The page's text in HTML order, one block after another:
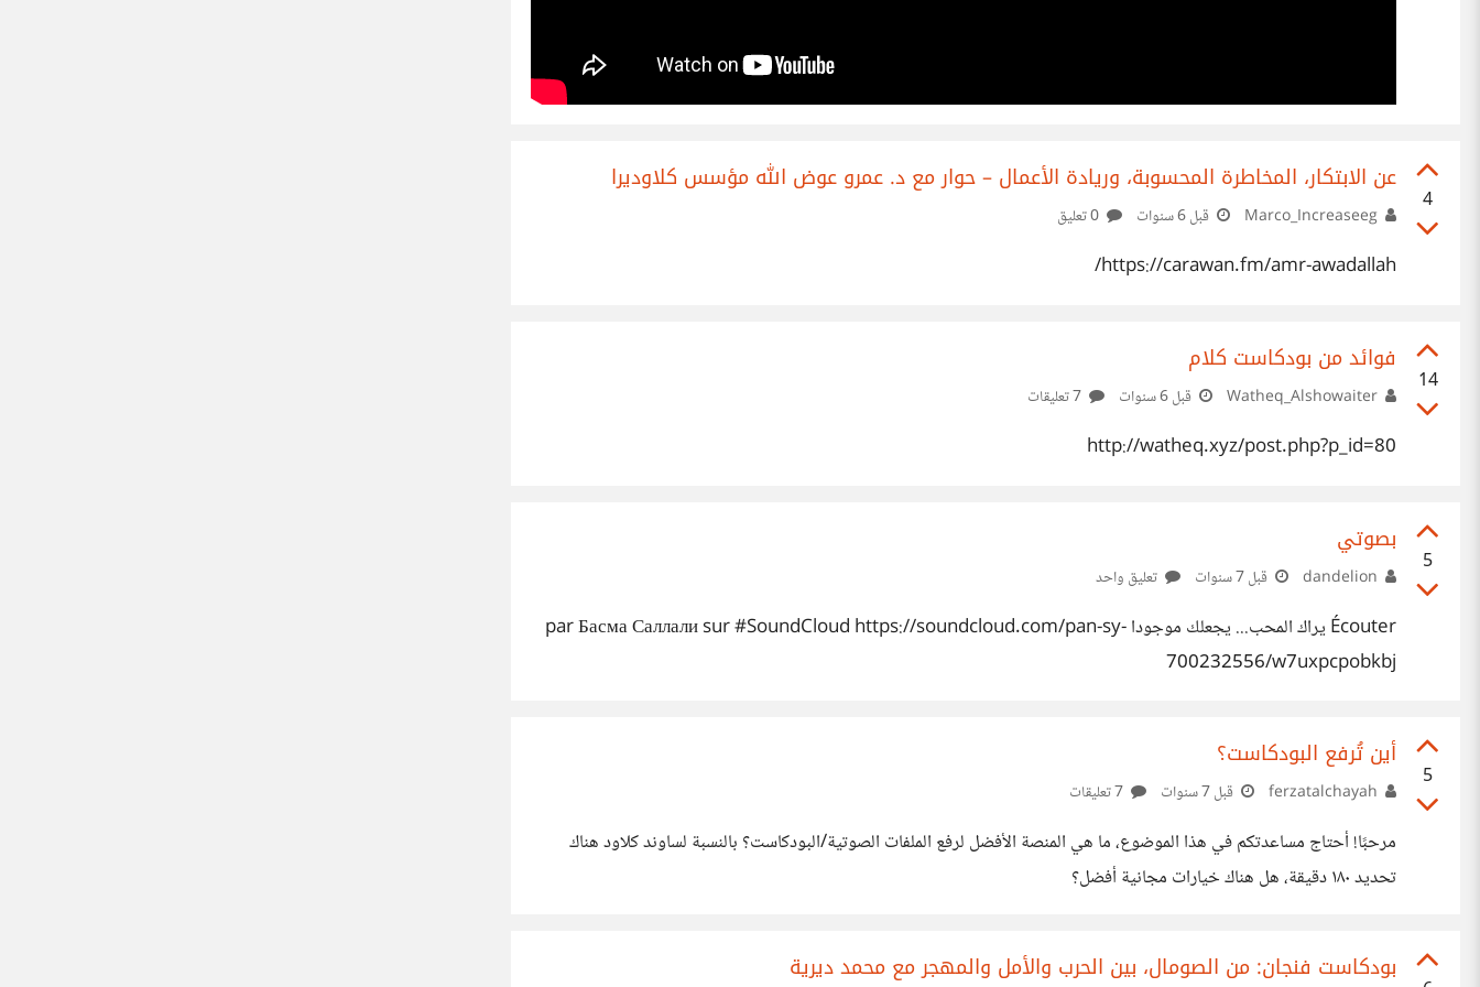
4
عن الابتكار، المخاطرة المحسوبة، وريادة الأعمال – حوار مع د. عمرو عوض الله مؤسس كلاوديرا
قبل 6 سنوات
https://carawan.fm/amr-awadallah/
14
فوائد من بودكاست كلام
قبل 6 سنوات
http://watheq.xyz/post.php?p_id=80
5
بصوتي
قبل 7 سنوات تعليق واحد
Écouter يراك المحب... يجعلك موجودا par Басма Саллали sur #SoundCloud https://soundcloud.com/pan-sy-
700232556/w7uxpcpobkbj
5
أين تُرفع البودكاست؟
قبل 7 سنوات
مرحبًا! أحتاج مساعدتكم في هذا الموضوع، ما هي المنصة الأفضل لرفع الملفات الصوتية/البودكاست؟ بالنسبة لساوند كلاود هناك
تحديد ١٨٠ دقيقة، هل هناك خيارات مجانية أفضل؟
‫بودكاست فنجان: من الصومال، بين الحرب والأمل والمهجر مع محمد ديرية